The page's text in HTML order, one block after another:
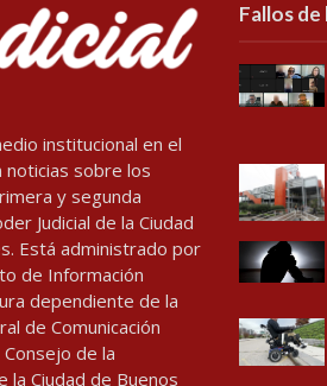
institucional en el
noticias sobre los
y segunda
Judicial de la Ciudad
Está administrado por
de Información
dependiente de la
de Comunicación
de la
la Ciudad de Buenos
Fallos de